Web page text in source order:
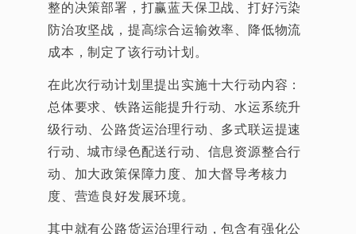
整的决策部署，打赢蓝天保卫战、打好污染
防治攻坚战，提高综合运输效率、降低物流
成本，制定了该行动计划。
在此次行动计划里提出实施十大行动内容：
总体要求、铁路运能提升行动、水运系统升
级行动、公路货运治理行动、多式联运提速
行动、城市绿色配送行动、信息资源整合行
动、加大政策保障力度、加大督导考核力
度、营造良好发展环境。
其中就有公路货运治理行动，包含有强化公